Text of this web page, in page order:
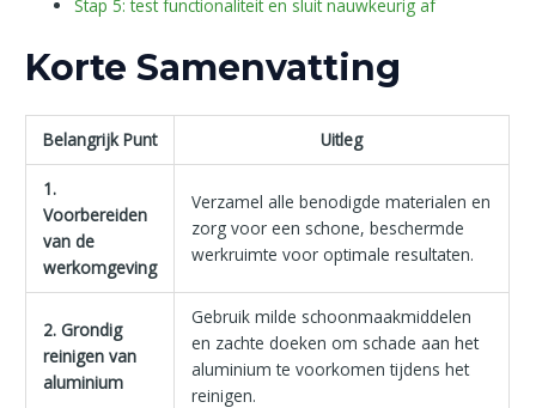
Stap 5: test functionaliteit en sluit nauwkeurig af
Korte Samenvatting
Belangrijk Punt Uitleg
1.
Voorbereiden
van de
werkomgeving
Verzamel alle benodigde materialen en
zorg voor een schone, beschermde
werkruimte voor optimale resultaten.
2. Grondig
reinigen van
aluminium
Gebruik milde schoonmaakmiddelen
en zachte doeken om schade aan het
aluminium te voorkomen tijdens het
reinigen.